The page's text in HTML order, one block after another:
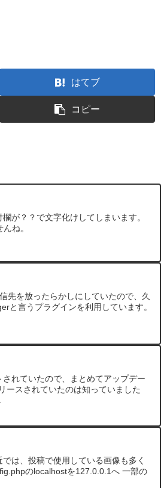
はてブ
コピー
が？？で文字化けしてしまいます。
ね。
先を放ったらかしにしていたので、久
と言うプラグインを利用しています。
れていたので、まとめてアップデー
ースされていたのは知っていました
は、投稿で使用している画像も多く
のlocalhostを127.0.0.1へ 一部の